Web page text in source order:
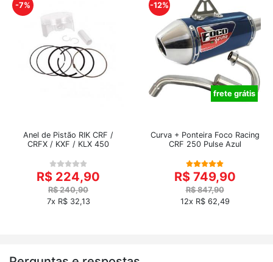
-7%
Anel de Pistão RIK CRF /
CRFX / KXF / KLX 450
R$ 224,90
R$ 240,90
7x R$ 32,13
-12%
frete grátis
Curva + Ponteira Foco Racing
CRF 250 Pulse Azul
R$ 749,90
R$ 847,90
12x R$ 62,49